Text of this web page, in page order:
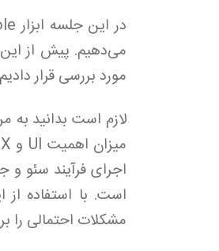
می‌دهیم. پیش از
مورد بررسی قرار
لازم است بدانید به
است. با استفاده از
مشکلات احتمالی را